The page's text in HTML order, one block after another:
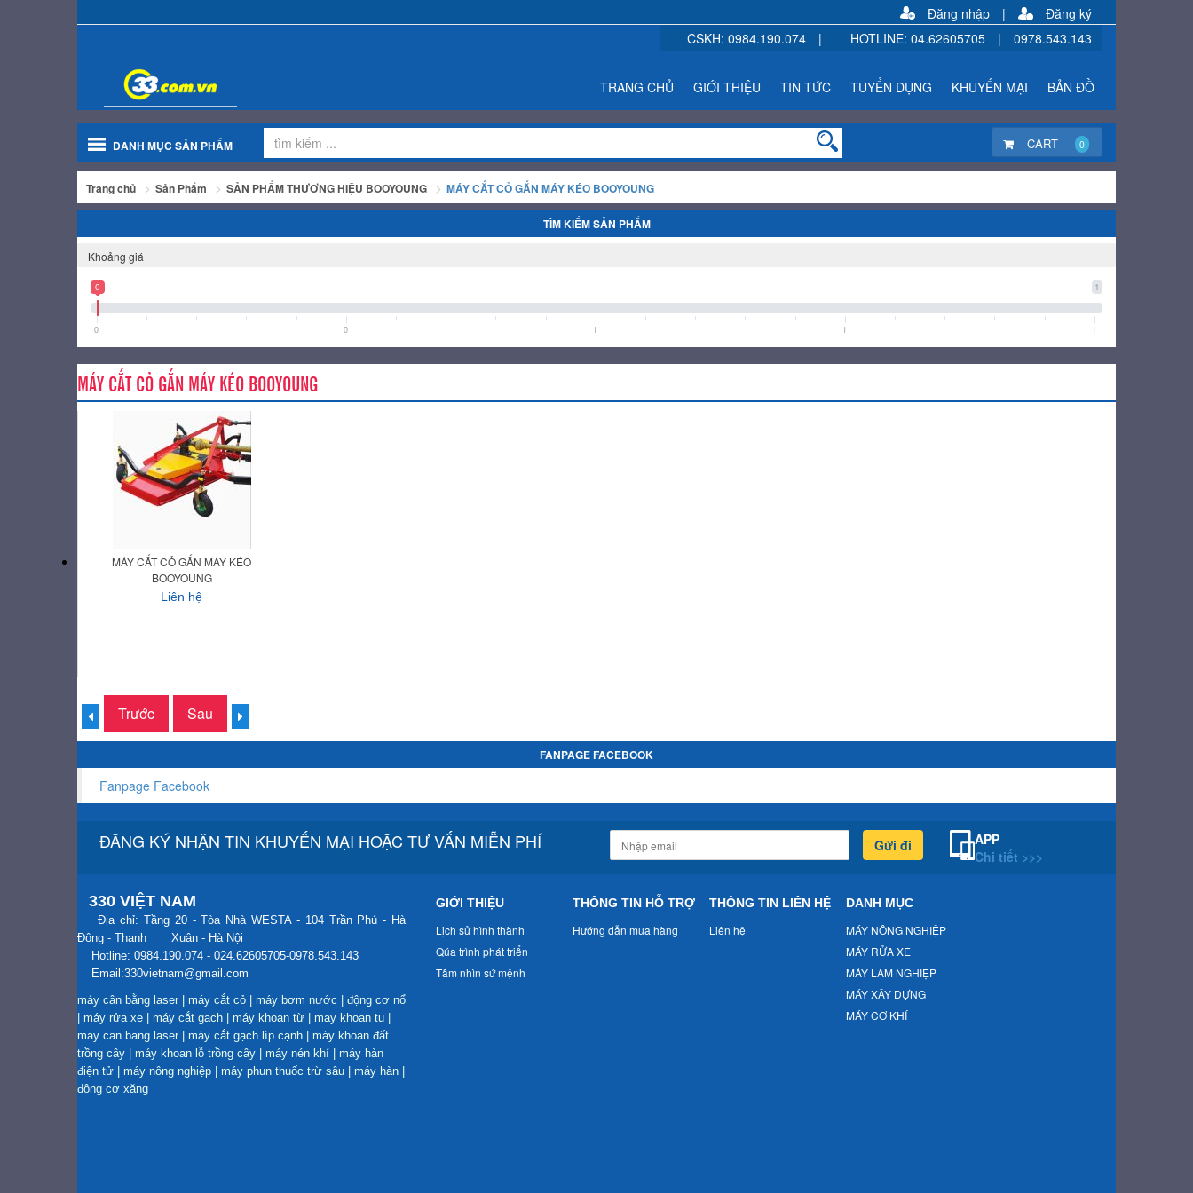
Đăng nhập |
Đăng ký
CSKH: 0984.190.074 | HOTLINE: 04.62605705 | 0978.543.143
TRANG CHỦ GIỚI THIỆU TIN TỨC TUYỂN DỤNG KHUYẾN MẠI BẢN ĐỒ
DANH MỤC SẢN PHẨM CART 0
Trang chủ Sản Phẩm SẢN PHẨM THƯƠNG HIỆU BOOYOUNG MÁY CẮT CỎ GẮN MÁY KÉO BOOYOUNG
TÌM KIẾM SẢN PHẨM
Khoảng giá
1
0
0 0 1 1 1
MÁY CẮT CỎ GẮN MÁY KÉO BOOYOUNG
MÁY CẮT CỎ GẮN MÁY KÉO
BOOYOUNG
Liên hệ
Trước Sau
FANPAGE FACEBOOK
Fanpage Facebook
ĐĂNG KÝ NHẬN TIN KHUYẾN MẠI HOẶC TƯ VẤN MIỄN PHÍ Gửi đi
APP
Chi tiết >>>
330 VIỆT NAM
Địa chỉ: Tầng 20 - Tòa Nhà WESTA - 104 Trần Phú - Hà
Đông - Thanh Xuân - Hà Nội
Hotline: 0984.190.074 - 024.62605705-0978.543.143
Email:330vietnam@gmail.com
máy cân bằng laser
máy cắt cỏ máy bơm nước
động cơ nổ
máy rửa xe máy cắt gạch máy khoan từ may khoan tu
may can bang laser
máy cắt gạch líp cạnh
máy khoan đất
trồng cây
máy khoan lỗ trồng cây máy nén khí
máy hàn
điện tử
máy nông nghiệp máy phun thuốc trừ sâu máy hàn
động cơ xăng
GIỚI THIỆU
Lịch sử hình thành
Qúa trình phát triển
Tầm nhìn sứ mệnh
THÔNG TIN HỖ TRỢ
Hướng dẫn mua hàng
THÔNG TIN LIÊN HỆ
Liên hệ
DANH MỤC
MÁY NÔNG NGHIỆP
MÁY RỬA XE
MÁY LÂM NGHIỆP
MÁY XÂY DỰNG
MÁY CƠ KHÍ